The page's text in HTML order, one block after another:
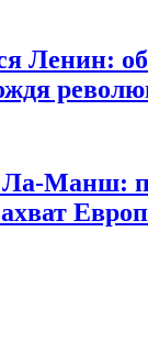
Ленин:
Ла-Манш: